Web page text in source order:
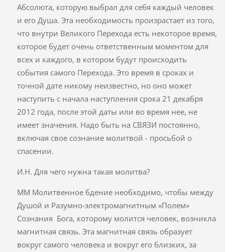
Абсолюта, которую выбрал для себя каждый человек
и его Душа. Эта необходимость произрастает из того,
что внутри Великого Перехода есть некоторое время,
которое будет очень ответственным моментом для
всех и каждого, в котором будут происходить
события самого Перехода. Это время в сроках и
точной дате никому неизвестно, но оно может
наступить с начала наступления срока 21 декабря
2012 года, после этой даты или во время нее, не
имеет значения. Надо быть на СВЯЗИ постоянно,
включая свое сознание молитвой - просьбой о
спасении.
И.Н. Для чего нужна такая молитва?
ММ Молитвенное бдение необходимо, чтобы между
Душой и Разумно-электромагнитным «Полем»
Сознания Бога, которому молится человек, возникла
магнитная связь. Эта магнитная связь образует
вокруг самого человека и вокруг его близких, за